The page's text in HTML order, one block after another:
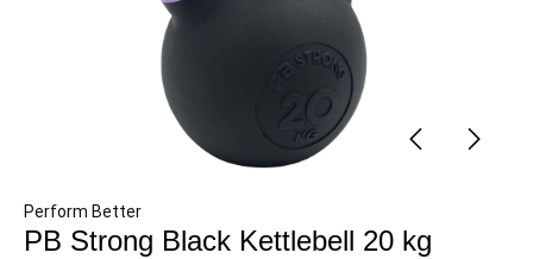
Perform Better
PB Strong Black Kettlebell 20 kg